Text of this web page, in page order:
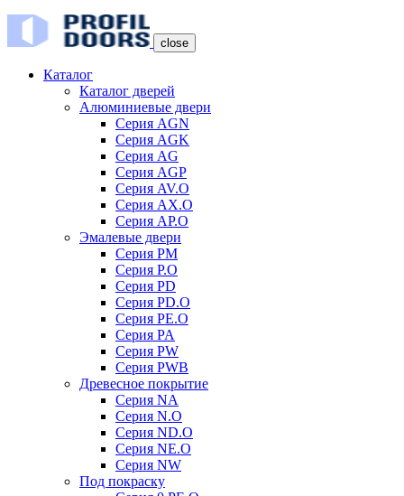
close
Каталог
Каталог дверей
Алюминиевые двери
Серия AGN
Серия AGK
Серия AG
Серия AGP
Серия AV.O
Серия AX.O
Серия AP.O
Эмалевые двери
Серия PM
Серия P.O
Серия PD
Серия PD.O
Серия PE.O
Серия PA
Серия PW
Серия PWB
Древесное покрытие
Серия NA
Серия N.O
Серия ND.O
Серия NE.O
Серия NW
Под покраску